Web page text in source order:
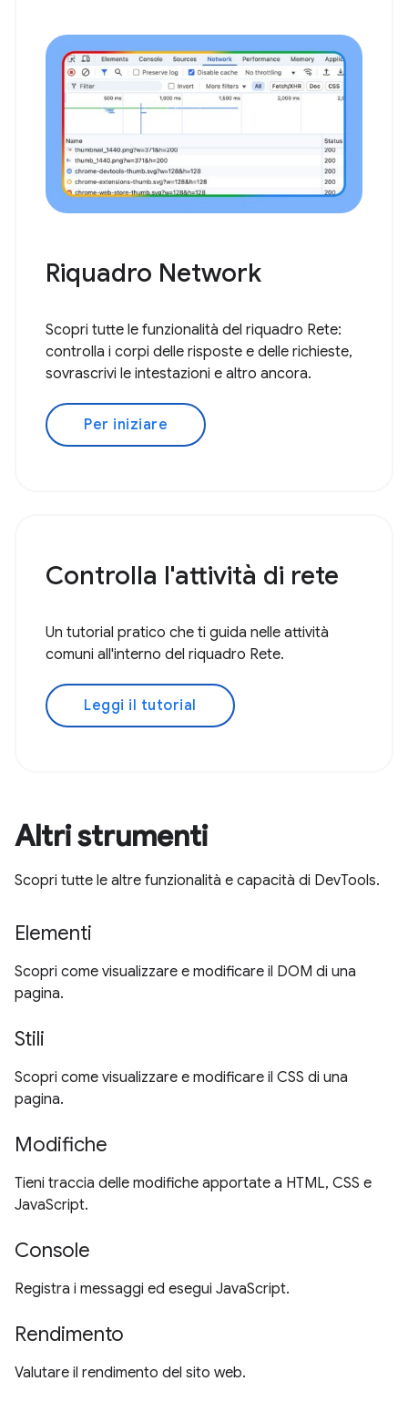
Riquadro Network
Scopri tutte le funzionalità del riquadro Rete:
controlla i corpi delle risposte e delle richieste,
sovrascrivi le intestazioni e altro ancora.
Per iniziare
Controlla l'attività di rete
Un tutorial pratico che ti guida nelle attività
comuni all'interno del riquadro Rete.
Leggi il tutorial
Altri strumenti
Scopri tutte le altre funzionalità e capacità di DevTools.
Elementi
Scopri come visualizzare e modificare il DOM di una
pagina.
Stili
Scopri come visualizzare e modificare il CSS di una
pagina.
Modifiche
Tieni traccia delle modifiche apportate a HTML, CSS e
JavaScript.
Console
Registra i messaggi ed esegui JavaScript.
Rendimento
Valutare il rendimento del sito web.